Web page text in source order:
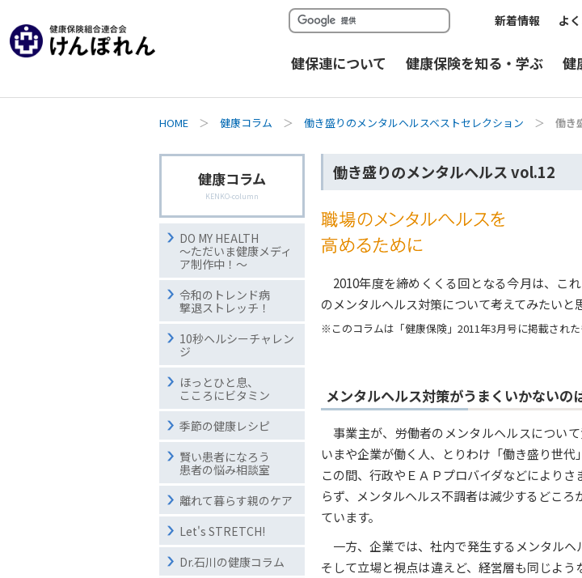
新着情報 よ
健保連について 健康保険を知る・学ぶ 健
HOME ＞ 健康コラム ＞ 働き盛りのメンタルヘルスベストセレクション ＞ 働き
働き盛りのメンタルヘルス vol.12
2010年度を締めくくる回となる今月は、こ
のメンタルヘルス対策について考えてみたいと
※このコラムは「健康保険」2011年3月号に掲載された
メンタルヘルス対策がうまくいかないの
事業主が、労働者のメンタルヘルスについ
いまや企業が働く人、とりわけ「働き盛り世
この間、行政やＥＡＰプロバイダなどにより
らず、メンタルヘルス不調者は減少するどこ
ています。
一方、企業では、社内で発生するメンタルヘ
そして立場と視点は違えど、経営層も同じよ
健康コラム
KENKO-column
DO MY HEALTH
～ただいま健康メディ
ア制作中！～
令和のトレンド病
撃退ストレッチ！
10秒ヘルシーチャレン
ジ
ほっとひと息、
こころにビタミン
季節の健康レシピ
賢い患者になろう
患者の悩み相談室
離れて暮らす親のケア
Let's STRETCH!
Dr.石川の健康コラム